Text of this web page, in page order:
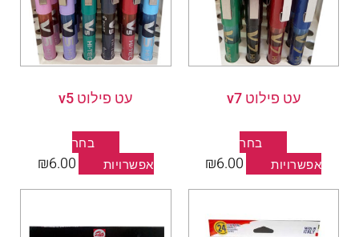
עט פילוט v7
בחר
אפשרויות
סוגים.
ניתן
לבחור
האפשרויות
המוצר
₪6.00
עט פילוט v5
בחר
אפשרויות
סוגים.
ניתן
לבחור
האפשרויות
המוצר
₪6.00